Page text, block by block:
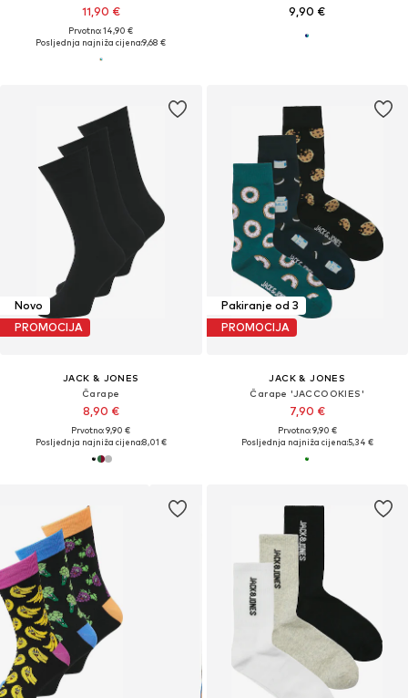
11,90 €
Prvotno: 14,90 €
Posljednja najniža cijena:9,68 €
9,90 €
Novo
PROMOCIJA
JACK & JONES
Čarape
8,90 €
Prvotno: 9,90 €
Posljednja najniža cijena:8,01 €
Pakiranje od 3
PROMOCIJA
JACK & JONES
Čarape 'JACCOOKIES'
7,90 €
Prvotno: 9,90 €
Posljednja najniža cijena:5,34 €